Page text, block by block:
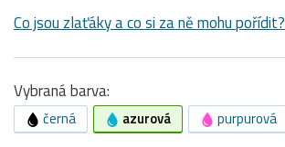
Co jsou zlaťáky a co si za ně mohu pořídit?
Vybraná barva:
černá azurová purpurová